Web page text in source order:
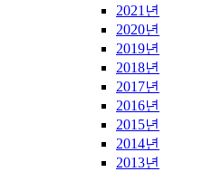
2021년
2020년
2019년
2018년
2017년
2016년
2015년
2014년
2013년